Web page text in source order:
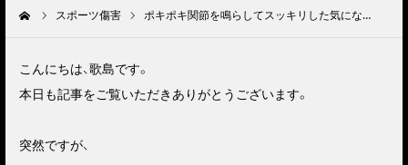
スポーツ傷害 ポキポキ関節を鳴らしてスッキリした気にな…
こんにちは、歌島です。
本日も記事をご覧いただきありがとうございます。
突然ですが、
お問い合わせ